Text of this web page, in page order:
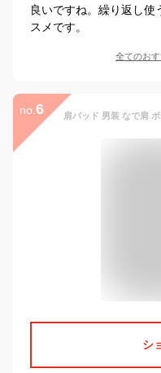
良いですね。繰り返し使
スメです。
全てのお
no. 6
シ